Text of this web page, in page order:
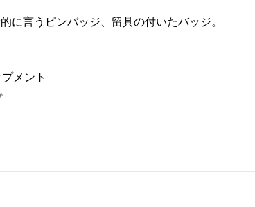
に言うピンバッジ、留具の付いたバッジ。
メント